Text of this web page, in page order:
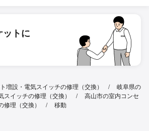
ットに
増設・電気スイッチの修理（交換）
岐阜県の
イッチの修理（交換）
高山市の室内コンセ
理（交換）
移動